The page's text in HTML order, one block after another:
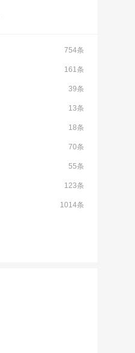
754条
161条
39条
13条
18条
70条
55条
123条
1014条